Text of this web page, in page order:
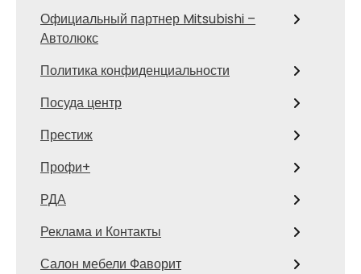
Официальный партнер Mitsubishi –
Автолюкс
Политика конфиденциальности
Посуда центр
Престиж
Профи+
РДА
Реклама и Контакты
Салон мебели Фаворит